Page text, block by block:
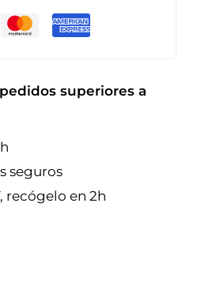
pedidos superiores a
seguros
recógelo en 2h